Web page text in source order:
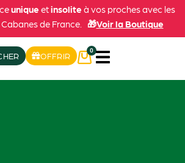
unique etinsolite à vos proches avec les
de France. 🎁Voir la Boutique
OFFRIR
0